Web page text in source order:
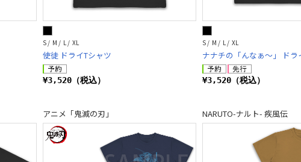
S / M / L / XL
使徒 ドライTシャツ
¥3,520（税込）
S / M / L / XL
ナナチの「んなぁ～」 ドラ
¥3,520（税込）
アニメ「鬼滅の刃」 NARUTO-ナルト- 疾風伝